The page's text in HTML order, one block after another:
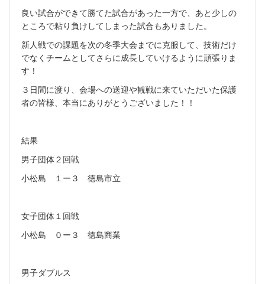
良い試合ができて勝てた試合があった一方で、あと少しの
ところで粘り負けしてしまった試合もありました。
新人戦での課題を次の冬季大会までに克服して、技術だけ
でなくチームとしてさらに成長していけるように頑張りま
す！
３日間に渡り、会場への送迎や観戦に来ていただいた保護
者の皆様、本当にありがとうございました！！
結果
男子団体２回戦
小松島 １ー３ 徳島市立
女子団体１回戦
小松島 ０ー３ 徳島商業
男子ダブルス